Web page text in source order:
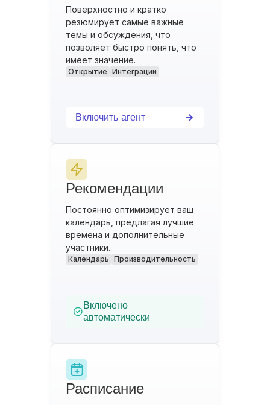
Поверхностно и кратко
резюмирует самые важные
темы и обсуждения, что
позволяет быстро понять, что
имеет значение.
Открытие Интеграции
Включить агент
Рекомендации
Постоянно оптимизирует ваш
календарь, предлагая лучшие
времена и дополнительные
участники.
Календарь Производительность
Включено
автоматически
Расписание